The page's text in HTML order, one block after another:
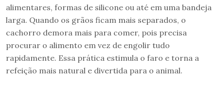
alimentares, formas de silicone ou até em uma bandeja
larga. Quando os grãos ficam mais separados, o
cachorro demora mais para comer, pois precisa
procurar o alimento em vez de engolir tudo
rapidamente. Essa prática estimula o faro e torna a
refeição mais natural e divertida para o animal.